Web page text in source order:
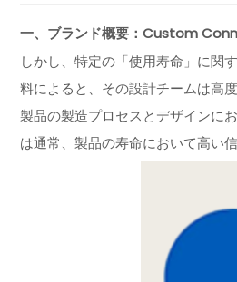
一、ブランド概要：Custom
しかし、特定の「使用寿命」に
料によると、その設計チームは高
製品の製造プロセスとデザインに
は通常、製品の寿命において高い